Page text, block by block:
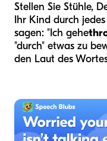
Stellen Sie Stühle,
Ihr Kind durch
sagen: "Ich gehe
"durch" etwas zu
den Laut des